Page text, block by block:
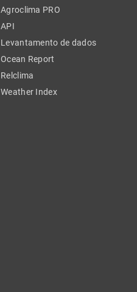
Agroclima PRO
API
Levantamento de dados
Ocean Report
Relclima
Weather Index